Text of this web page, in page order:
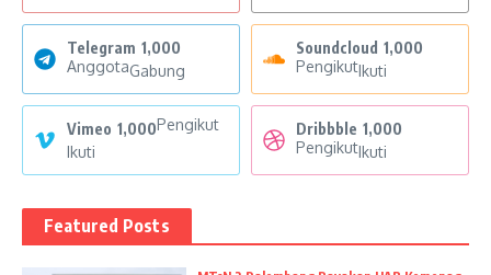
Telegram 1,000
AnggotaGabung
Soundcloud 1,000
PengikutIkuti
Vimeo 1,000Pengikut
Ikuti
Dribbble 1,000
PengikutIkuti
Featured Posts